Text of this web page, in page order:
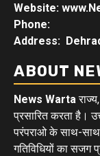
Website:
Phone:
Address:
ABOUT
News Warta
प्रसारित करता है।
परंपराओ के साथ-साथ
गतिविधियों का सजग